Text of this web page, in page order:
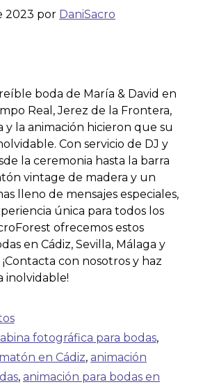
2023 por DaniSacro
boda de María & David en
Real, Jerez de la Frontera,
y la animación hicieron que su
Con servicio de DJ y
la ceremonia hasta la barra
vintage de madera y un
lleno de mensajes especiales,
única para todos los
ofrecemos estos
en Cádiz, Sevilla, Málaga y
con nosotros y haz
inolvidable!
fotográfica para bodas,
en Cádiz, animación
, animación para bodas en